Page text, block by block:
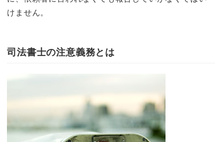
けません。
司法書士の注意義務とは